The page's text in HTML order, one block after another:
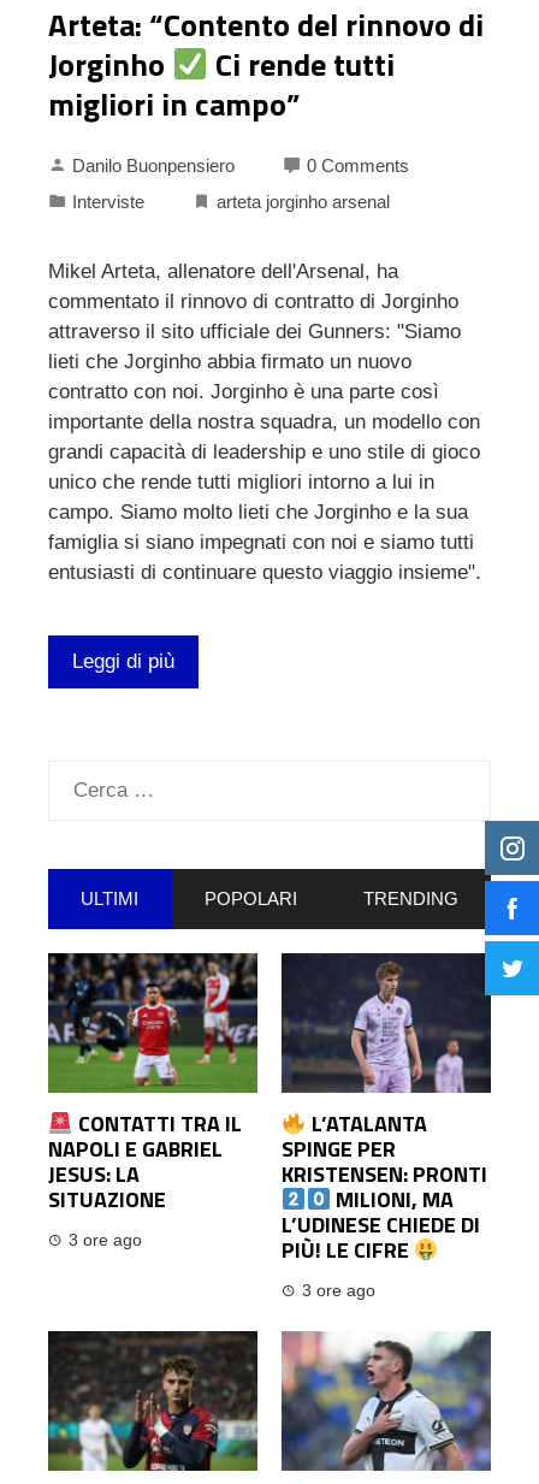
Arteta: “Contento del rinnovo di
Jorginho
Ci rende tutti
migliori in campo”
Danilo Buonpensiero
0 Comments
Interviste
arteta jorginho arsenal
Mikel Arteta, allenatore dell'Arsenal, ha
commentato il rinnovo di contratto di Jorginho
attraverso il sito ufficiale dei Gunners: "Siamo
lieti che Jorginho abbia firmato un nuovo
contratto con noi. Jorginho è una parte così
importante della nostra squadra, un modello con
grandi capacità di leadership e uno stile di gioco
unico che rende tutti migliori intorno a lui in
campo. Siamo molto lieti che Jorginho e la sua
famiglia si siano impegnati con noi e siamo tutti
entusiasti di continuare questo viaggio insieme".
Leggi di più
Ricerca
ULTIMI POPOLARI TRENDING
CONTATTI TRA IL
NAPOLI E GABRIEL
JESUS: LA
SITUAZIONE
3 ore ago
L’ATALANTA
SPINGE PER
KRISTENSEN: PRONTI
MILIONI, MA
L’UDINESE CHIEDE DI
PIÙ! LE CIFRE
3 ore ago